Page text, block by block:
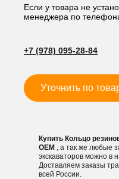
(O-
RING)
Если у товара не
менеджера по
+7 (978) 095-28-84
Уточнить по
Купить Кольцо
OEM , а так же любые
экскаваторов можно в
Доставляем заказы
всей России.